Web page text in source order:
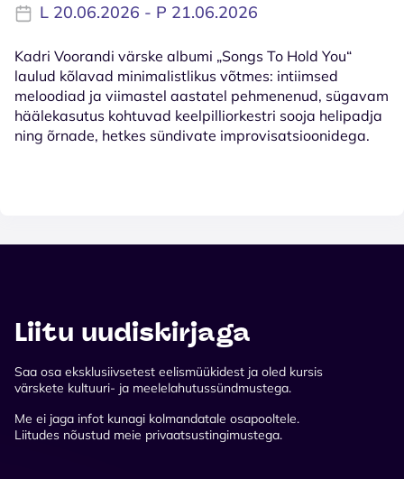
L 20.06.2026 - P 21.06.2026
Kadri Voorandi värske albumi „Songs To Hold You“
laulud kõlavad minimalistlikus võtmes: intiimsed
meloodiad ja viimastel aastatel pehmenenud, sügavam
häälekasutus kohtuvad keelpilliorkestri sooja helipadja
ning õrnade, hetkes sündivate improvisatsioonidega.
Liitu uudiskirjaga
Saa osa eksklusiivsetest eelismüükidest ja oled kursis
värskete kultuuri- ja meelelahutussündmustega.
Me ei jaga infot kunagi kolmandatale osapooltele.
Liitudes nõustud meie privaatsustingimustega.